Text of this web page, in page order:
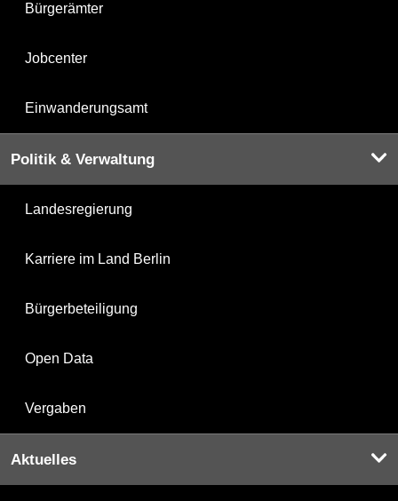
Bürgerämter
Jobcenter
Einwanderungsamt
Politik & Verwaltung
Landesregierung
Karriere im Land Berlin
Bürgerbeteiligung
Open Data
Vergaben
Aktuelles